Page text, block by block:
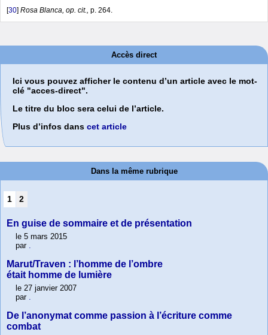
[30] Rosa Blanca, op. cit., p. 264.
Accès direct
Ici vous pouvez afficher le contenu d’un article avec le mot-
clé "acces-direct".
Le titre du bloc sera celui de l’article.
Plus d’infos dans cet article
Dans la même rubrique
1 2
En guise de sommaire et de présentation
le 5 mars 2015
par
Marut/Traven : l’homme de l’ombre
était homme de lumière
le 27 janvier 2007
par
De l’anonymat comme passion à l’écriture comme
combat